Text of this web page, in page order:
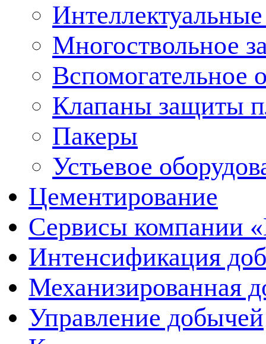
Многоствольное
Вспомогательное
Клапаны защиты
Пакеры
Устьевое
Цементирование
Сервисы компании
Интенсификация
Механизированная
Управление добычей